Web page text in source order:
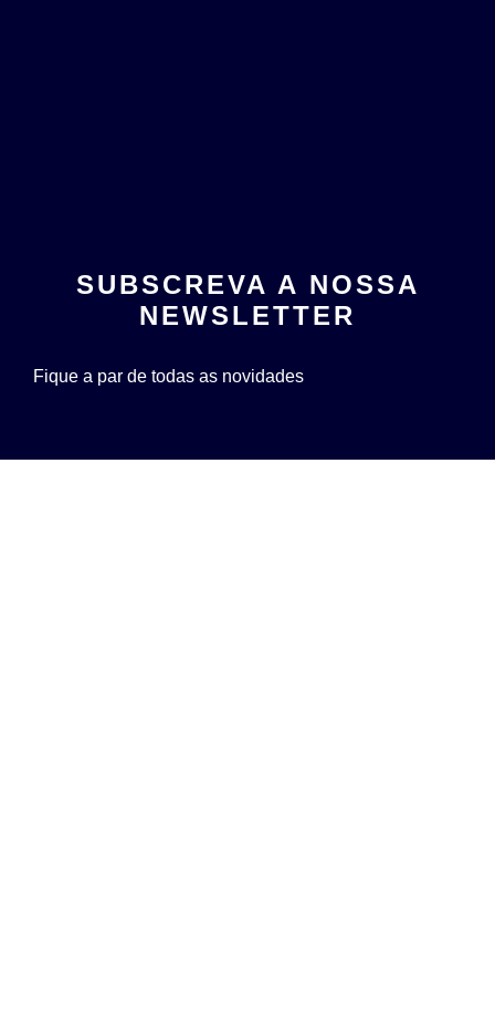
SUBSCREVA A NOSSA
NEWSLETTER
Fique a par de todas as novidades